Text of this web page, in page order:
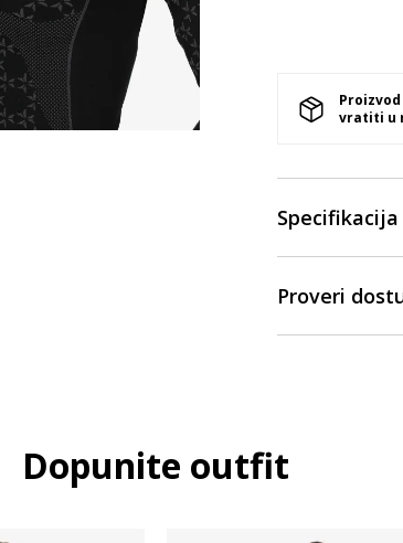
vratiti u
Specifikacija
Proveri
Dopunite outfit